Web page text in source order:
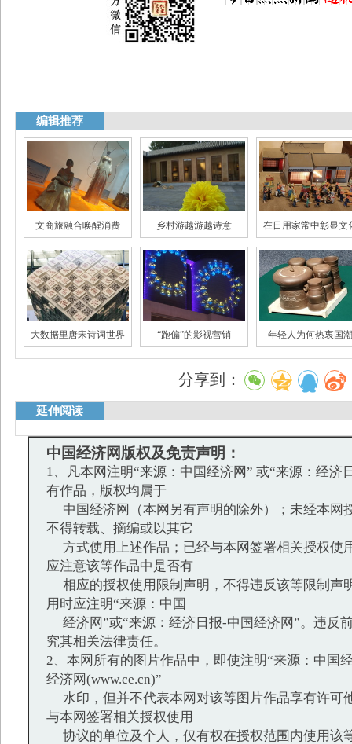
编辑推荐
文商旅融合唤醒消费 乡村游越游越诗意 在日用家常中彰显文
国风的火不只是一阵风 全民阅读需场景化 艺术蔬菜带火蔬菜村
大数据里唐宋诗词世界 “跑偏”的影视营销 年轻人为何热衷国潮
分享到：
延伸阅读
中国经济网版权及免责声明：
1、凡本网注明“来源：中国经济网” 或“来源：经济
有作品，版权均属于
中国经济网（本网另有声明的除外）；未经本网
不得转载、摘编或以其它
方式使用上述作品；已经与本网签署相关授权使
应注意该等作品中是否有
相应的授权使用限制声明，不得违反该等限制声
用时应注明“来源：中国
经济网”或“来源：经济日报-中国经济网”。违反
究其相关法律责任。
2、本网所有的图片作品中，即使注明“来源：中国
经济网(www.ce.cn)”
水印，但并不代表本网对该等图片作品享有许可
与本网签署相关授权使用
协议的单位及个人，仅有权在授权范围内使用该